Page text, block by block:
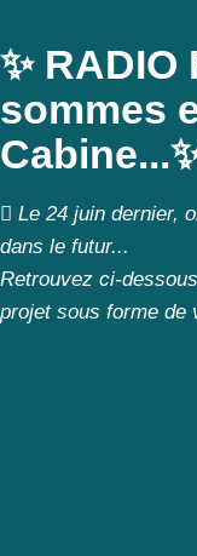
✨ RADIO
sommes
Le 24 juin dernier,
dans le futur...
Retrouvez ci-
projet sous forme de